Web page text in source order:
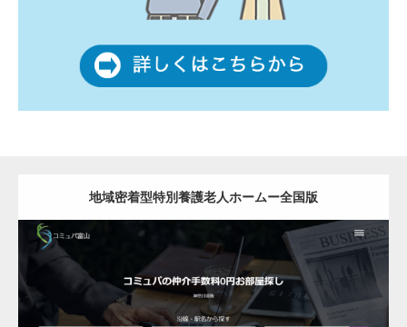
地域密着型特別養護老人ホームー全国版
更新日： 2023.03.09